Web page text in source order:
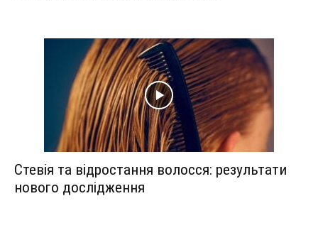
Стевія та відростання волосся: результати
нового дослідження